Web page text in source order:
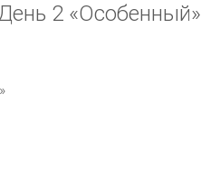
2 «Особенный»